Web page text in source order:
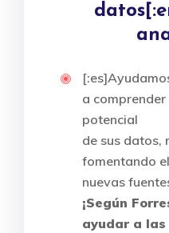
a
potencial
de sus datos,
fomentando
nuevas
¡Según
ayudar a